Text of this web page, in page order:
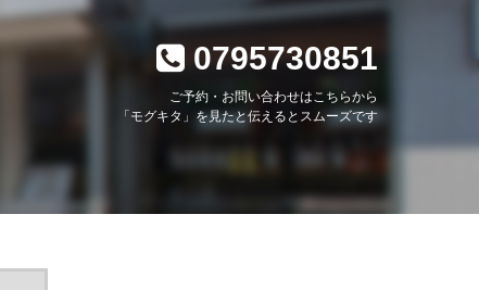
0795730851
ご予約・お問い合わせはこちらから
「モグキタ」を見たと伝えるとスムーズです